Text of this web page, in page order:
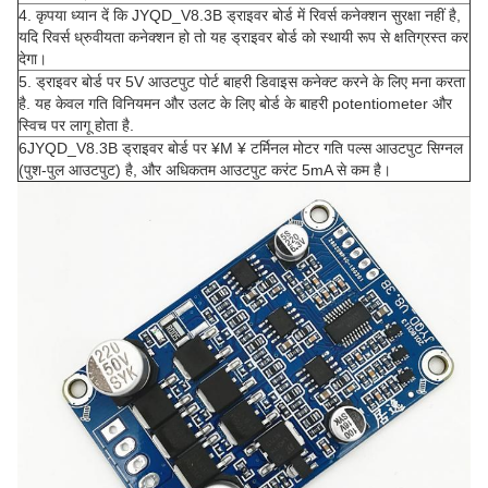
4. कृपया ध्यान दें कि JYQD_V8.3B ड्राइवर बोर्ड में रिवर्स कनेक्शन सुरक्षा नहीं है,
यदि रिवर्स ध्रुवीयता कनेक्शन हो तो यह ड्राइवर बोर्ड को स्थायी रूप से क्षतिग्रस्त कर
देगा।
5. ड्राइवर बोर्ड पर 5V आउटपुट पोर्ट बाहरी डिवाइस कनेक्ट करने के लिए मना करता
है. यह केवल गति विनियमन और उलट के लिए बोर्ड के बाहरी potentiometer और
स्विच पर लागू होता है.
6JYQD_V8.3B ड्राइवर बोर्ड पर ¥M ¥ टर्मिनल मोटर गति पल्स आउटपुट सिग्नल
(पुश-पुल आउटपुट) है, और अधिकतम आउटपुट करंट 5mA से कम है।